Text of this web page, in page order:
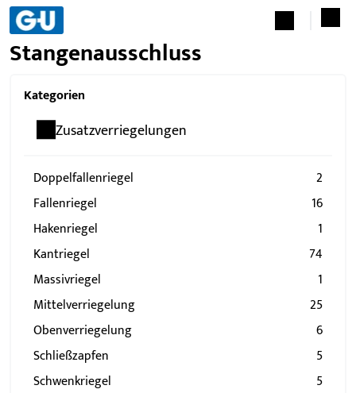
Stangenausschluss
Kategorien
Zusatzverriegelungen
Doppelfallenriegel
2
Fallenriegel
16
Hakenriegel
1
Kantriegel
74
Massivriegel
1
Mittelverriegelung
25
Obenverriegelung
6
Schließzapfen
5
Schwenkriegel
5